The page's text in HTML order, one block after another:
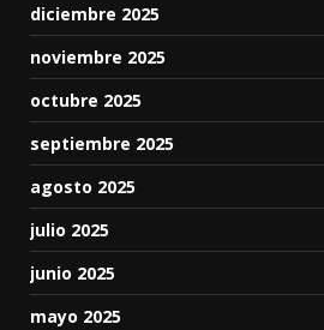
diciembre 2025
noviembre 2025
octubre 2025
septiembre 2025
agosto 2025
julio 2025
junio 2025
mayo 2025